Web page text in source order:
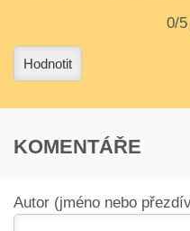
Hodnotit
KOMENTÁŘE
Autor (jméno nebo